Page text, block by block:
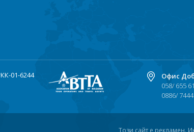
01-6244
Офис
058/ 655
0886/
Този сайт е рекламен.